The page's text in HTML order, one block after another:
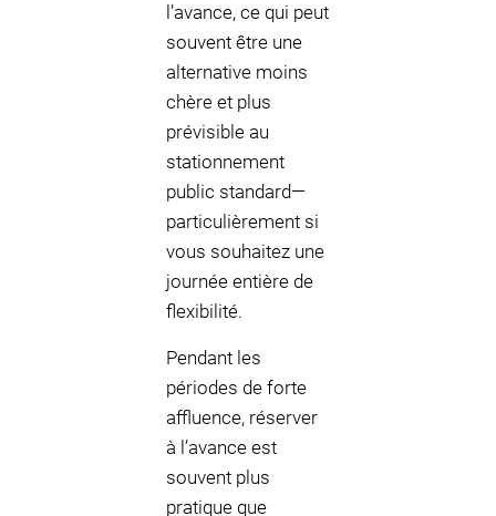
l’avance, ce qui peut
souvent être une
alternative moins
chère et plus
prévisible au
stationnement
public standard—
particulièrement si
vous souhaitez une
journée entière de
flexibilité.
Pendant les
périodes de forte
affluence, réserver
à l’avance est
souvent plus
pratique que